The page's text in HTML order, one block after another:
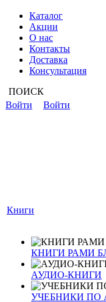
Каталог
Акции
О нас
Контакты
Доставка
Консультация
ПОИСК
Войти
Войти
Книги
КНИГИ РАМИ
АУДИО-КНИГИ
УЧЕБНИКИ ПО